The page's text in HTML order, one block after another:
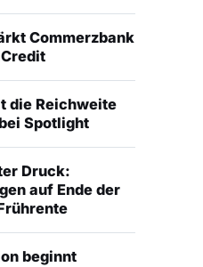
Commerzbank
die Reichweite
Spotlight
Druck:
auf Ende der
beginnt